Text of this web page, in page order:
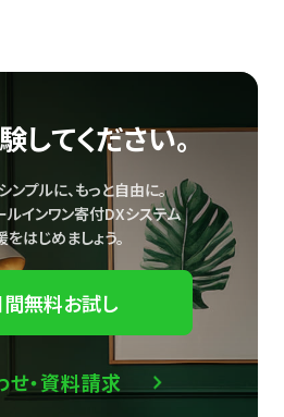
してください。
ンプルに、もっと自由に。
インワン寄付DXシステム
はじめましょう。
無料お試し
・資料請求